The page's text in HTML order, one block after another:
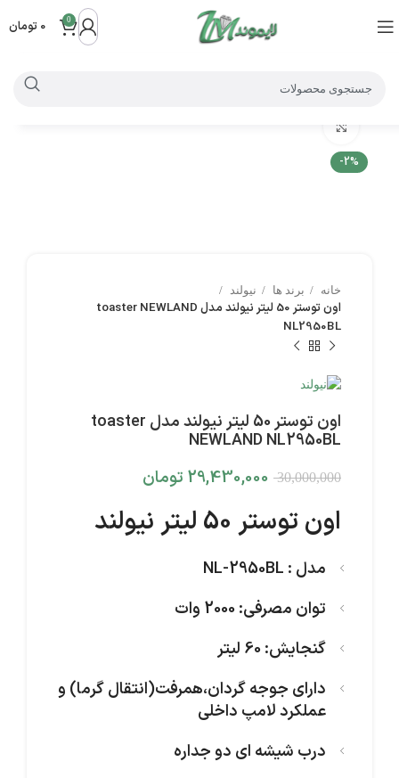
0
0 تومان
-2%
خانه برند ها نیولند
اون توستر 50 لیتر نیولند مدل toaster NEWLAND
NL2950BL
اون توستر 50 لیتر نیولند مدل toaster
NEWLAND NL2950BL
30,000,000
29,430,000 تومان
اون توستر 50 لیتر نیولند
مدل : NL-2950BL
توان مصرفی: 2000 وات
گنجایش: 60 لیتر
دارای جوجه گردان،همرفت(انتقال گرما) و
عملکرد لامپ داخلی
درب شیشه ای دو جداره